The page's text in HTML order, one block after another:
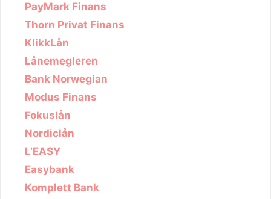
PayMark Finans
Thorn Privat Finans
KlikkLån
Lånemegleren
Bank Norwegian
Modus Finans
Fokuslån
Nordiclån
L’EASY
Easybank
Komplett Bank